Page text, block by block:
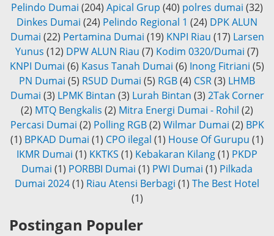
Pelindo Dumai (204) Apical Grup (40) polres dumai (32)
Dinkes Dumai (24) Pelindo Regional 1 (24) DPK ALUN
Dumai (22) Pertamina Dumai (19) KNPI Riau (17) Larsen
Yunus (12) DPW ALUN Riau (7) Kodim 0320/Dumai (7)
KNPI Dumai (6) Kasus Tanah Dumai (6) Inong Fitriani (5)
PN Dumai (5) RSUD Dumai (5) RGB(4) CSR(3) LHMB
Dumai (3) LPMK Bintan (3) Lurah Bintan (3) 2Tak Corner
(2) MTQ Bengkalis (2) Mitra Energi Dumai - Rohil (2)
Percasi Dumai (2) Polling RGB (2) Wilmar Dumai (2) BPK
(1) BPKAD Dumai (1) CPO ilegal (1) House Of Gurupu (1)
IKMR Dumai (1) KKTKS (1) Kebakaran Kilang(1) PKDP
Dumai (1) PORBBI Dumai (1) PWI Dumai (1) Pilkada
Dumai 2024(1) Riau Atensi Berbagi (1) The Best Hotel
(1)
Postingan Populer